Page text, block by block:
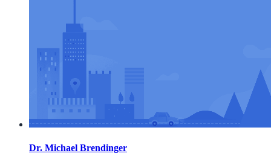
Dr. Michael Brendinger